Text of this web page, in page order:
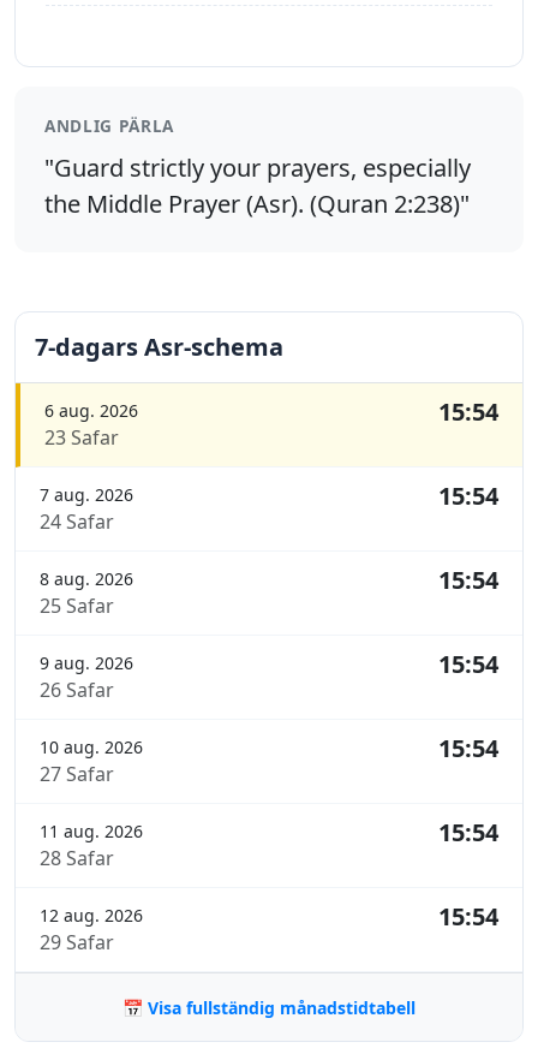
ANDLIG PÄRLA
"Guard strictly your prayers, especially
the Middle Prayer (Asr). (Quran 2:238)"
7-dagars Asr-schema
6 aug. 2026
23 Safar
15:54
7 aug. 2026
24 Safar
15:54
8 aug. 2026
25 Safar
15:54
9 aug. 2026
26 Safar
15:54
10 aug. 2026
27 Safar
15:54
11 aug. 2026
28 Safar
15:54
12 aug. 2026
29 Safar
15:54
📅 Visa fullständig månadstidtabell